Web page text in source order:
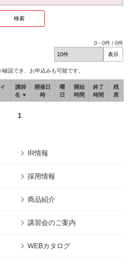
0 -0件 /0件
認でき、お申込みも可能です。
講師
名 ▼
開催日
時
曜
日
開始
時間
終了
時間
残
席
1
IR情報
採用情報
商品紹介
講習会のご案内
WEBカタログ